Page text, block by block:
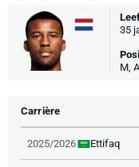
35
M,
Carrière
2025/2026 Ettifaq